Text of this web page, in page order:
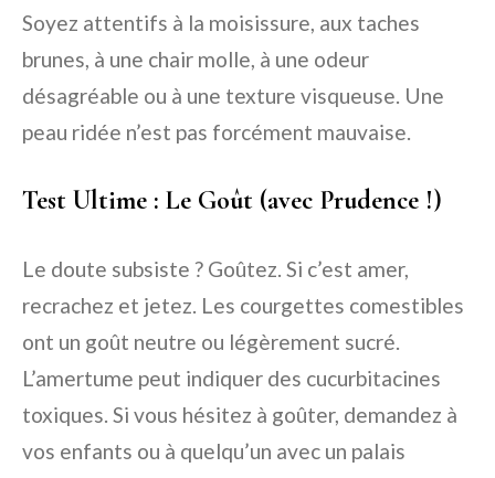
Soyez attentifs à la moisissure, aux taches
brunes, à une chair molle, à une odeur
désagréable ou à une texture visqueuse. Une
peau ridée n’est pas forcément mauvaise.
Test Ultime : Le Goût (avec Prudence !)
Le doute subsiste ? Goûtez. Si c’est amer,
recrachez et jetez. Les courgettes comestibles
ont un goût neutre ou légèrement sucré.
L’amertume peut indiquer des cucurbitacines
toxiques. Si vous hésitez à goûter, demandez à
vos enfants ou à quelqu’un avec un palais